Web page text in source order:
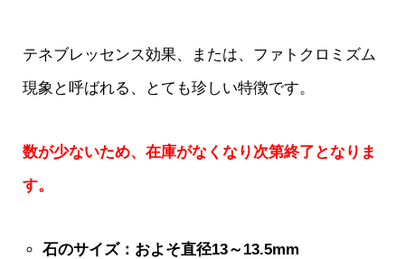
テネブレッセンス効果、または、ファトクロミズム
現象と呼ばれる、とても珍しい特徴です。
数が少ないため、在庫がなくなり次第終了となりま
す。
石のサイズ：およそ直径13～13.5mm